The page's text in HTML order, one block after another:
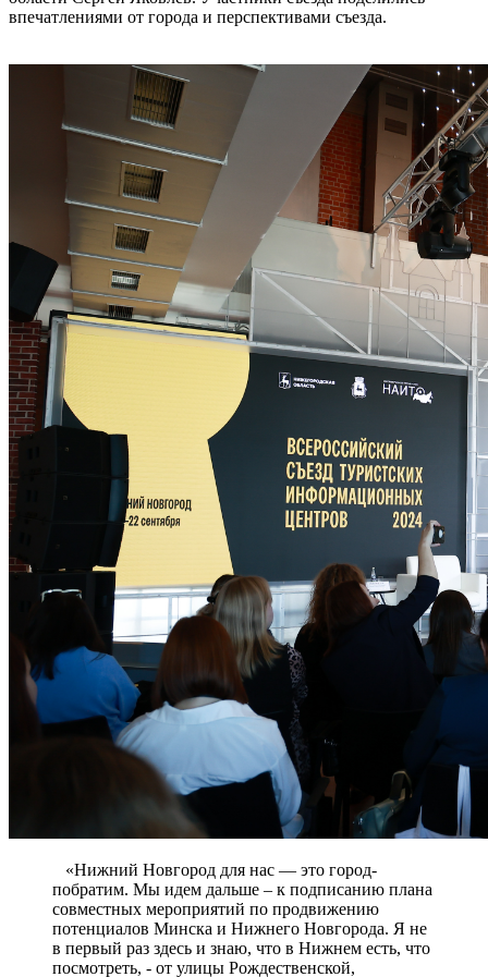
впечатлениями от города и перспективами съезда.
«Нижний Новгород для нас — это город-
побратим. Мы идем дальше – к подписанию плана
совместных мероприятий по продвижению
потенциалов Минска и Нижнего Новгорода. Я не
в первый раз здесь и знаю, что в Нижнем есть, что
посмотреть, - от улицы Рождественской,